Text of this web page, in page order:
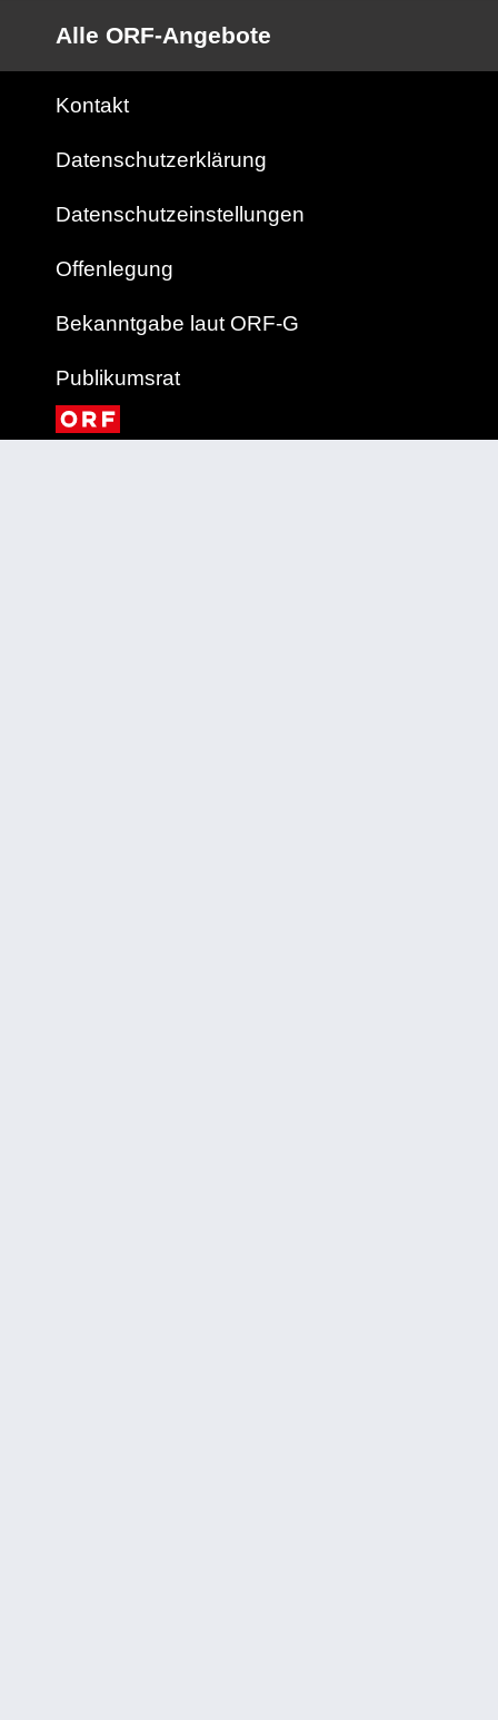
Alle ORF-Angebote
Kontakt
Datenschutzerklärung
Datenschutzeinstellungen
Offenlegung
Bekanntgabe laut ORF-G
Publikumsrat